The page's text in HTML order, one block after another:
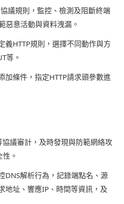
議規則，監控、檢測及阻斷終端
惡意活動與資料洩漏。
義HTTP規則，選擇不同動作與方
等。
加條件，指定HTTP請求頭參數進
議審計，及時發現與防範網絡攻
。
DNS解析行為，記錄端點名、源
地址、響應IP、時間等資訊，及